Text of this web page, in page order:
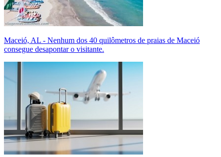
Maceió, AL - Nenhum dos 40 quilômetros de praias de Maceió
consegue desapontar o visitante.